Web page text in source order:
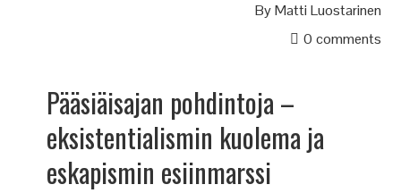
ByMatti Luostarinen
0 comments
Pääsiäisajan pohdintoja –
eksistentialismin kuolema ja
eskapismin esiinmarssi